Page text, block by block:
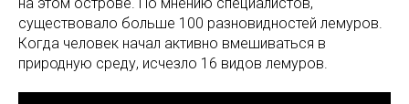
на этом острове. По мнению специалистов,
существовало больше 100 разновидностей лемуров.
Когда человек начал активно вмешиваться в
природную среду, исчезло 16 видов лемуров.